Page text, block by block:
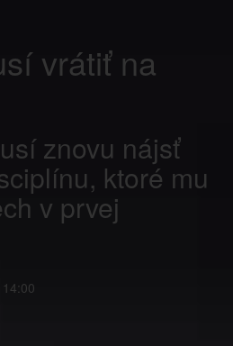
vrátiť na
znovu nájsť
ktoré mu
v prvej